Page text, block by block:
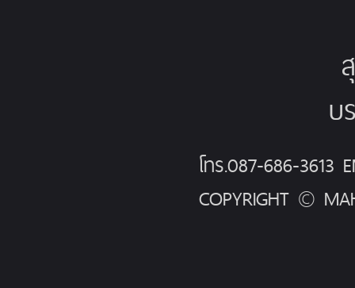
บ
โทร.087-686-3613
COPYRIGHT ©